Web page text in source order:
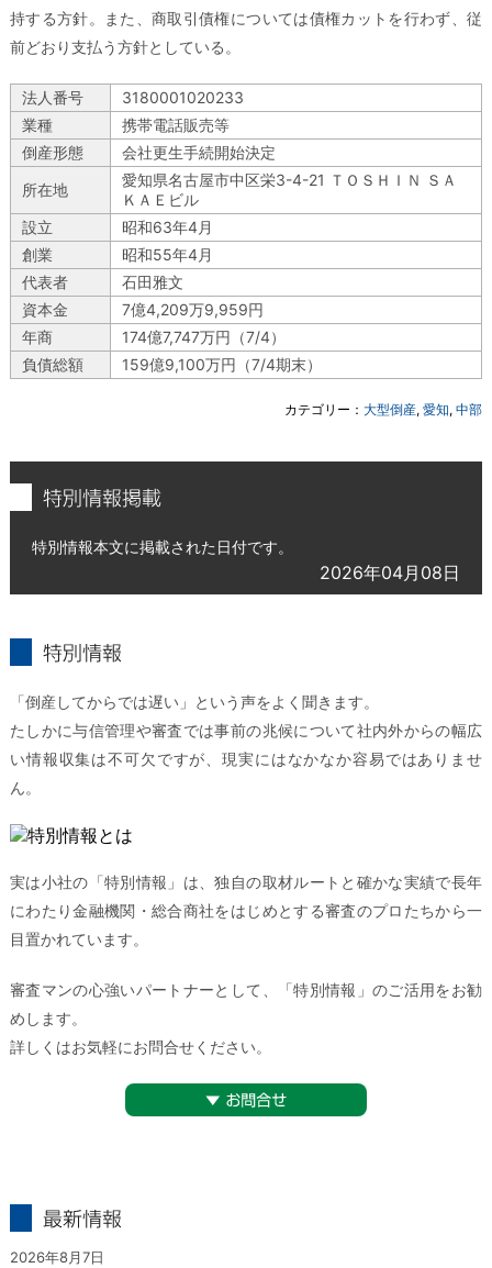
持する方針。また、商取引債権については債権カットを行わず、従
前どおり支払う方針としている。
法人番号
3180001020233
業種
携帯電話販売等
倒産形態
会社更生手続開始決定
所在地
愛知県名古屋市中区栄3-4-21 ＴＯＳＨＩＮ ＳＡ
ＫＡＥビル
設立
昭和63年4月
創業
昭和55年4月
代表者
石田雅文
資本金
7億4,209万9,959円
年商
174億7,747万円（7/4）
負債総額
159億9,100万円（7/4期末）
カテゴリー：大型倒産,愛知,中部
特別情報本文に掲載された日付です。
2026年04月08日
「倒産してからでは遅い」という声をよく聞きます。
たしかに与信管理や審査では事前の兆候について社内外からの幅広
い情報収集は不可欠ですが、現実にはなかなか容易ではありませ
ん。
実は小社の「特別情報」は、独自の取材ルートと確かな実績で長年
にわたり金融機関・総合商社をはじめとする審査のプロたちから一
目置かれています。
審査マンの心強いパートナーとして、「特別情報」のご活用をお勧
めします。
詳しくはお気軽にお問合せください。
2026年8月7日